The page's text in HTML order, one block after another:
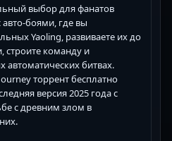
выбор для фанатов
боями, где вы
Yaoling, развиваете их до
строите команду и
автоматических битвах.
торрент бесплатно
версия 2025 года с
с древним злом в